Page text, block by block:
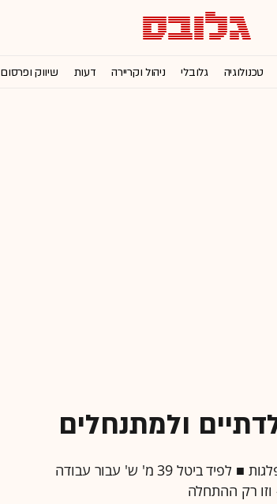
טכנולוגיה גלובלי ניהול וקריירה דעות שיווק ופרסום
ולמתנחלים
לראשונה האוצר חשף לממשלה את התוספות התקציביות שהובטחו למפלגות ■ לפיד ביטל 39 מ' ש' עבור עבודה